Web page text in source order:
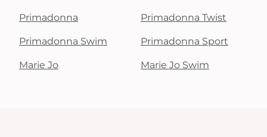
Primadonna Primadonna Twist
Primadonna Swim Primadonna Sport
Marie Jo Marie Jo Swim